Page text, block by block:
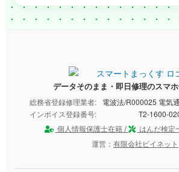
データそのまま・即日修理のスマ
総務省登録修理業者:
電波法/R000025 電気
インボイス登録番号:
T2-1600-
個人情報保護士在籍 /
はんだ検定
運営： 有限会社ビイネット